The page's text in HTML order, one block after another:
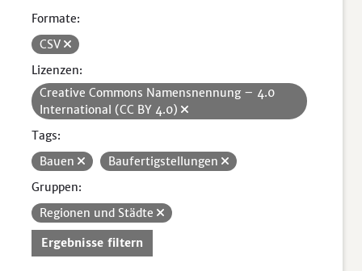
Formate:
CSV
Lizenzen:
Creative Commons Namensnennung – 4.0
International (CC BY 4.0)
Tags:
Bauen
Baufertigstellungen
Gruppen:
Regionen und Städte
Ergebnisse filtern